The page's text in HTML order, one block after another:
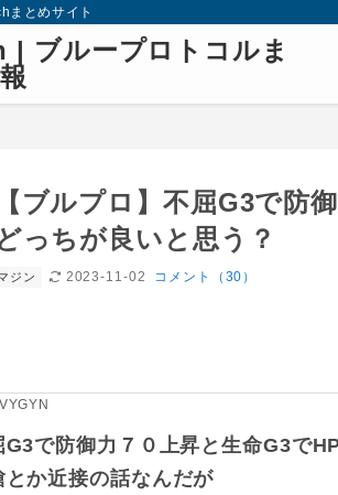
まとめサイト
| ブループロトコルま
【ブルプロ】不屈G3で防
っちが良いと思う？
ジン 2023-11-02 コメント（30）
G3で防御力７０上昇と生命G3で
とか近接の話なんだが